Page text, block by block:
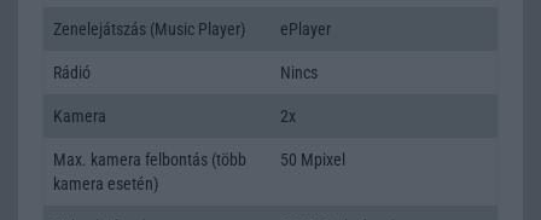
Zenelejátszás (Music Player) ePlayer
Rádió Nincs
Kamera 2x
Max. kamera felbontás (több
kamera esetén)
50 Mpixel